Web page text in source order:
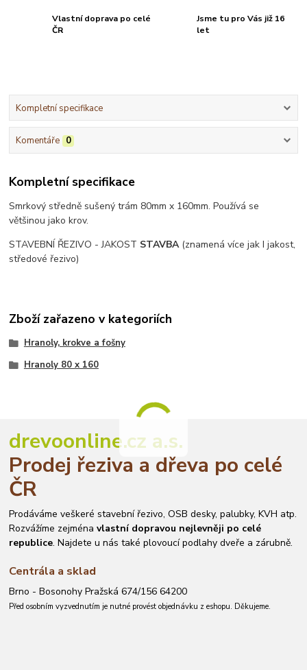
Vlastní doprava po celé
ČR
Jsme tu pro Vás již 16
let
Kompletní specifikace
Komentáře 0
Kompletní specifikace
Smrkový středně sušený trám 80mm x 160mm. Používá se
většinou jako krov.
STAVEBNÍ ŘEZIVO - JAKOST STAVBA (znamená více jak I jakost,
středové řezivo)
Zboží zařazeno v kategoriích
Hranoly, krokve a fošny
Hranoly 80 x 160
drevoonline.cz a.s.
Prodej řeziva a dřeva po celé
ČR
Prodáváme veškeré stavební řezivo, OSB desky, palubky, KVH atp.
Rozvážíme zejménavlastní dopravou nejlevněji po celé
republice. Najdete u nás také plovoucí podlahy dveře a zárubně.
Centrála a sklad
Brno - Bosonohy Pražská 674/156 64200
Před osobním vyzvednutím je nutné provést objednávku z eshopu. Děkujeme.